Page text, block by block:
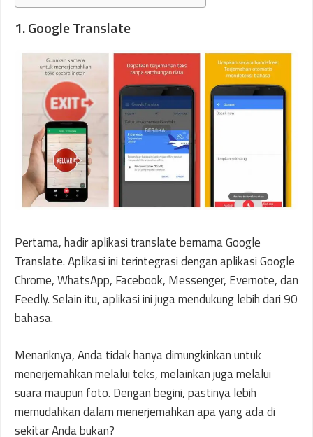
1. Google Translate
Pertama, hadir aplikasi translate bernama Google
Translate. Aplikasi ini terintegrasi dengan aplikasi Google
Chrome, WhatsApp, Facebook, Messenger, Evernote, dan
Feedly. Selain itu, aplikasi ini juga mendukung lebih dari 90
bahasa.
Menariknya, Anda tidak hanya dimungkinkan untuk
menerjemahkan melalui teks, melainkan juga melalui
suara maupun foto. Dengan begini, pastinya lebih
memudahkan dalam menerjemahkan apa yang ada di
sekitar Anda bukan?